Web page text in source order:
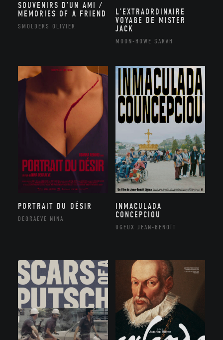
SOUVENIRS D’UN AMI /
MEMORIES OF A FRIEND
SMOLDERS OLIVIER
L’EXTRAORDINAIRE
VOYAGE DE MISTER
JACK
MOON-HOWE SARAH
PORTRAIT DU DÉSIR
DEGRAEVE NINA
INMACULADA
CONCEPCIOU
UGEUX JEAN-BENOÎT